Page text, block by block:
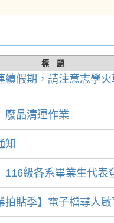
標 題
續假期，請注意志學
廢品清運作業
知
116級各系畢業生代表
拍貼季】電子檔尋人